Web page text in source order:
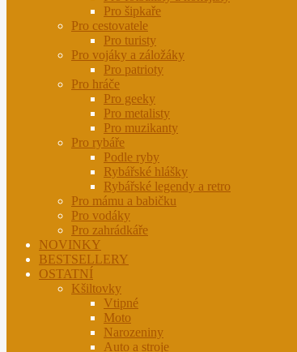
Pro šipkaře
Pro cestovatele
Pro turisty
Pro vojáky a záložáky
Pro patrioty
Pro hráče
Pro geeky
Pro metalisty
Pro muzikanty
Pro rybáře
Podle ryby
Rybářské hlášky
Rybářské legendy a retro
Pro mámu a babičku
Pro vodáky
Pro zahrádkáře
NOVINKY
BESTSELLERY
OSTATNÍ
Kšiltovky
Vtipné
Moto
Narozeniny
Auto a stroje